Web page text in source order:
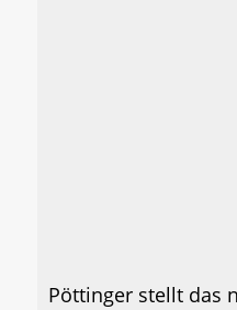
Pöttinger stellt das